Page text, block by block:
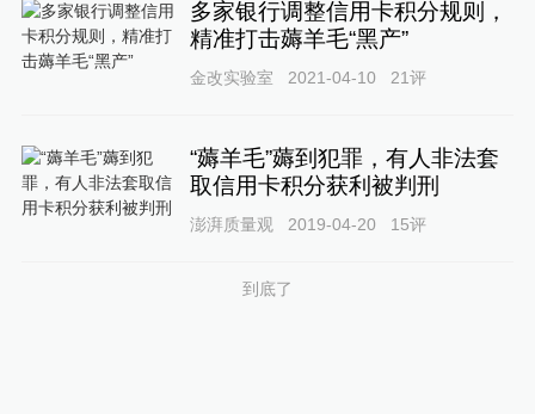
多家银行调整信用卡积分规则，
精准打击薅羊毛“黑产”
金改实验室 2021-04-10 21评
“薅羊毛”薅到犯罪，有人非法套
取信用卡积分获利被判刑
澎湃质量观 2019-04-20 15评
到底了